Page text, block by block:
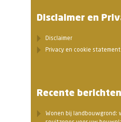
Disclaimer en
Disclaimer
Privacy en cookie statement
Recente berichten
Wonen bij landbouwgrond: